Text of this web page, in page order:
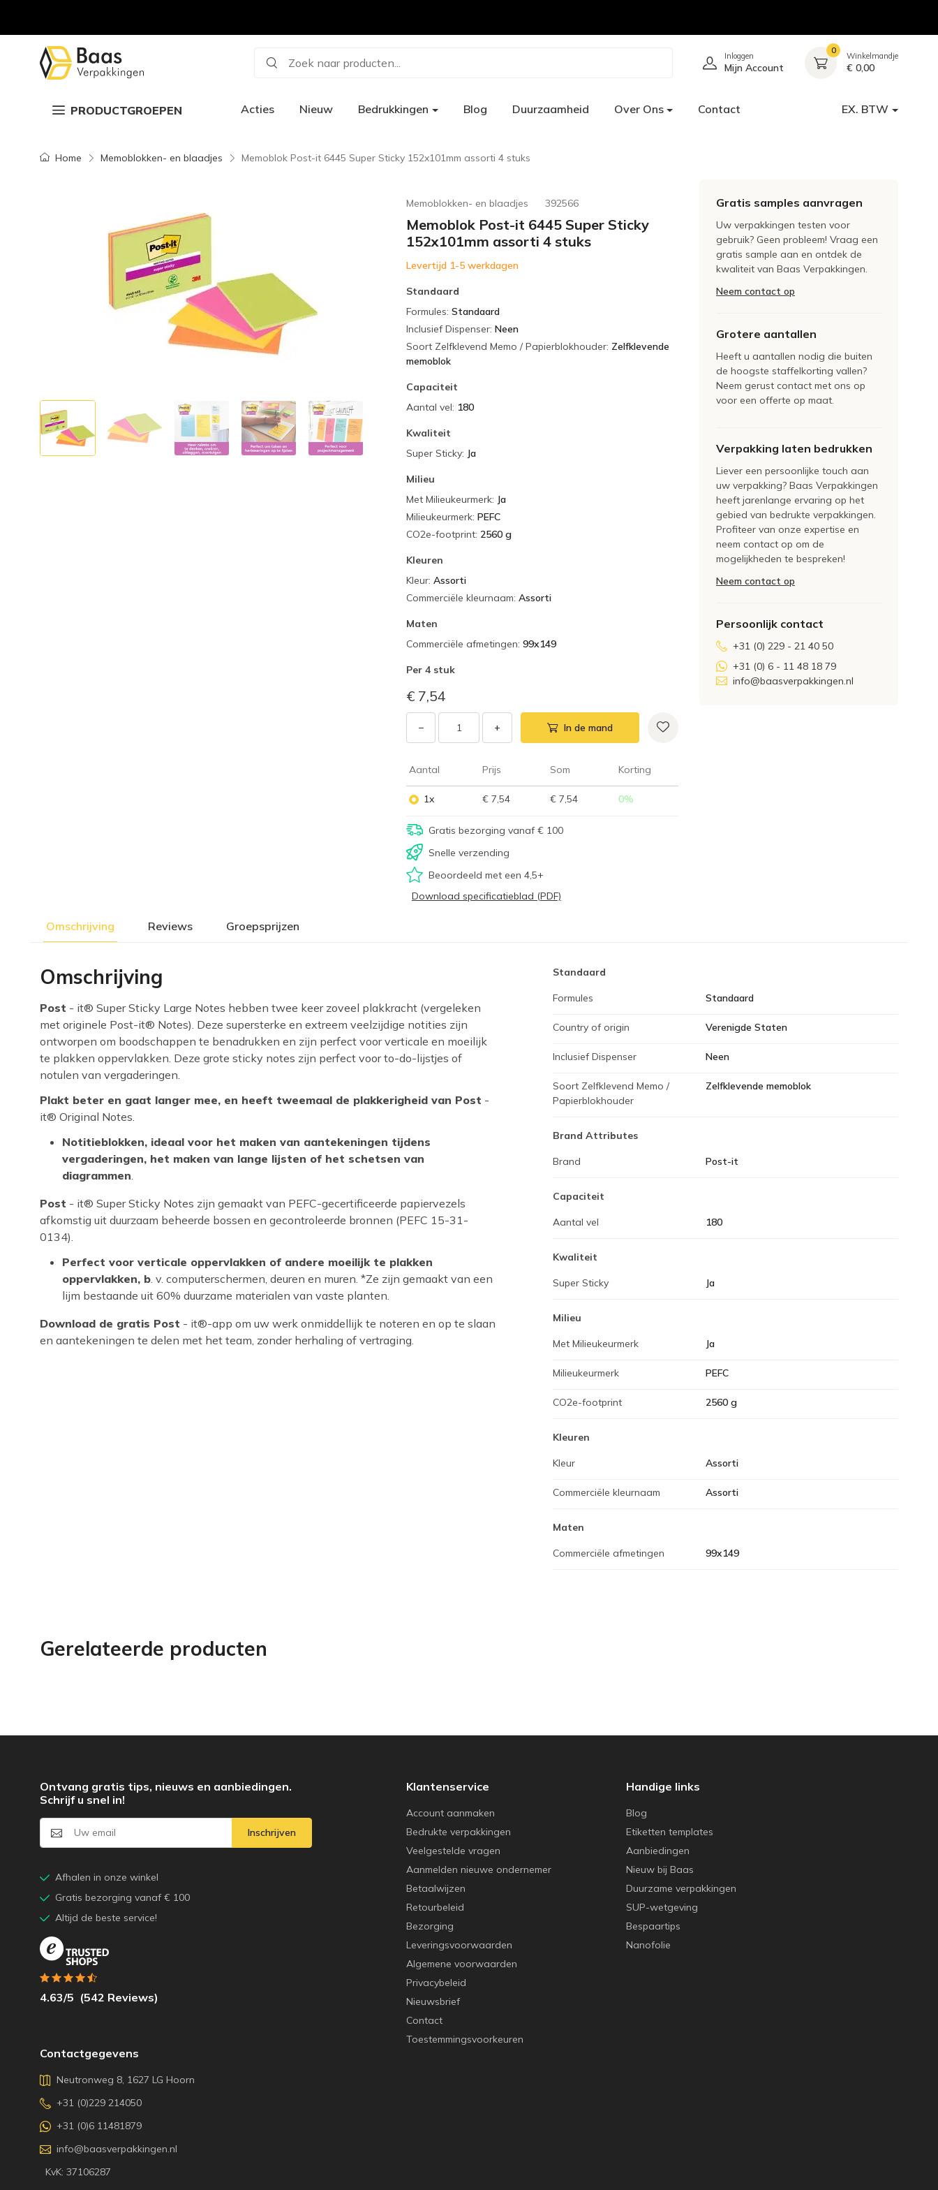
Zoek naar producten... Inloggen
Mijn Account
0
Winkelmandje
€ 0,00
PRODUCTGROEPEN Acties Nieuw Bedrukkingen Blog Duurzaamheid Over Ons Contact EX. BTW
Home Memoblokken- en blaadjes Memoblok Post-it 6445 Super Sticky 152x101mm assorti 4 stuks
Memoblokken- en blaadjes 392566
Memoblok Post-it 6445 Super Sticky
152x101mm assorti 4 stuks
Levertijd 1-5 werkdagen
Standaard
Formules: Standaard
Inclusief Dispenser: Neen
Soort Zelfklevend Memo / Papierblokhouder: Zelfklevende
memoblok
Capaciteit
Aantal vel: 180
Kwaliteit
Super Sticky: Ja
Milieu
Met Milieukeurmerk: Ja
Milieukeurmerk: PEFC
CO2e-footprint: 2560 g
Kleuren
Kleur: Assorti
Commerciële kleurnaam: Assorti
Maten
Commerciële afmetingen: 99x149
Per 4 stuk
€ 7,54
− + In de mand
Aantal Prijs Som Korting
1x € 7,54 € 7,54 0%
Gratis bezorging vanaf € 100
Snelle verzending
Beoordeeld met een 4,5+
Download specificatieblad (PDF)
Gratis samples aanvragen
Uw verpakkingen testen voor
gebruik? Geen probleem! Vraag een
gratis sample aan en ontdek de
kwaliteit van Baas Verpakkingen.
Neem contact op
Grotere aantallen
Heeft u aantallen nodig die buiten
de hoogste staffelkorting vallen?
Neem gerust contact met ons op
voor een offerte op maat.
Verpakking laten bedrukken
Liever een persoonlijke touch aan
uw verpakking? Baas Verpakkingen
heeft jarenlange ervaring op het
gebied van bedrukte verpakkingen.
Profiteer van onze expertise en
neem contact op om de
mogelijkheden te bespreken!
Neem contact op
Persoonlijk contact
+31 (0) 229 - 21 40 50
+31 (0) 6 - 11 48 18 79
info@baasverpakkingen.nl
Omschrijving Reviews Groepsprijzen
Omschrijving
Post - it® Super Sticky Large Notes hebben twee keer zoveel plakkracht (vergeleken
met originele Post-it® Notes). Deze supersterke en extreem veelzijdige notities zijn
ontworpen om boodschappen te benadrukken en zijn perfect voor verticale en moeilijk
te plakken oppervlakken. Deze grote sticky notes zijn perfect voor to-do-lijstjes of
notulen van vergaderingen.
Plakt beter en gaat langer mee, en heeft tweemaal de plakkerigheid van Post -
it® Original Notes.
Notitieblokken, ideaal voor het maken van aantekeningen tijdens
vergaderingen, het maken van lange lijsten of het schetsen van
diagrammen.
Post - it® Super Sticky Notes zijn gemaakt van PEFC-gecertificeerde papiervezels
afkomstig uit duurzaam beheerde bossen en gecontroleerde bronnen (PEFC 15-31-
0134).
Perfect voor verticale oppervlakken of andere moeilijk te plakken
oppervlakken, b. v. computerschermen, deuren en muren. *Ze zijn gemaakt van een
lijm bestaande uit 60% duurzame materialen van vaste planten.
Download de gratis Post - it®-app om uw werk onmiddellijk te noteren en op te slaan
en aantekeningen te delen met het team, zonder herhaling of vertraging.
Standaard
Formules Standaard
Country of origin Verenigde Staten
Inclusief Dispenser Neen
Soort Zelfklevend Memo /
Papierblokhouder
Zelfklevende memoblok
Brand Attributes
Brand Post-it
Capaciteit
Aantal vel 180
Kwaliteit
Super Sticky Ja
Milieu
Met Milieukeurmerk Ja
Milieukeurmerk PEFC
CO2e-footprint 2560 g
Kleuren
Kleur Assorti
Commerciële kleurnaam Assorti
Maten
Commerciële afmetingen 99x149
Gerelateerde producten
Klantenservice
Account aanmaken
Bedrukte verpakkingen
Veelgestelde vragen
Aanmelden nieuwe ondernemer
Betaalwijzen
Retourbeleid
Bezorging
Leveringsvoorwaarden
Algemene voorwaarden
Privacybeleid
Nieuwsbrief
Contact
Toestemmingsvoorkeuren
Handige links
Blog
Etiketten templates
Aanbiedingen
Nieuw bij Baas
Duurzame verpakkingen
SUP-wetgeving
Bespaartips
Nanofolie
Contactgegevens
Neutronweg 8, 1627 LG Hoorn
+31 (0)229 214050
+31 (0)6 11481879
info@baasverpakkingen.nl
KvK: 37106287
Ontvang gratis tips, nieuws en aanbiedingen.
Schrijf u snel in!
Inschrijven
Afhalen in onze winkel
Gratis bezorging vanaf € 100
Altijd de beste service!
4.63/5 (542 Reviews)